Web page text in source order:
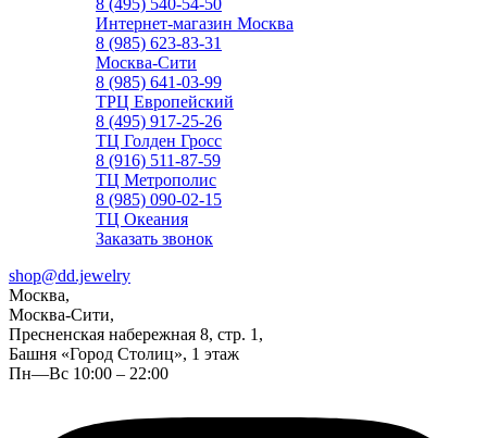
8 (495) 540-54-50
Интернет-магазин Москва
8 (985) 623-83-31
Москва-Сити
8 (985) 641-03-99
ТРЦ Европейский
8 (495) 917-25-26
ТЦ Голден Гросс
8 (916) 511-87-59
ТЦ Метрополис
8 (985) 090-02-15
ТЦ Океания
Заказать звонок
shop@dd.jewelry
Москва,
Москва-Сити,
Пресненская набережная 8, стр. 1,
Башня «Город Столиц», 1 этаж
Пн—Вс 10:00 – 22:00